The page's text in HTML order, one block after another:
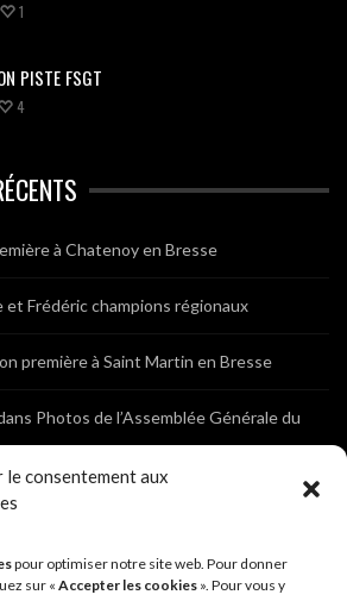
le consentement aux
pour optimiser notre site web. Pour donner
sur « Accepter les cookies ». Pour vous y
1
PISTE FSGT
4
à Chatenoy en Bresse
et Frédéric champions régionaux
première à Saint Martin en Bresse
Photos de l’Assemblée Générale du
Générale du Club
de Brochon (21)